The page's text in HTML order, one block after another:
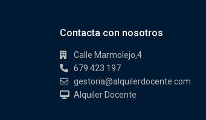
Contacta con nosotros
Calle Marmolejo,4
679 423 197
gestoria@alquilerdocente.com
Alquiler Docente